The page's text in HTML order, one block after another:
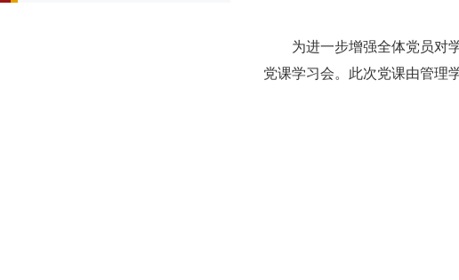
为进一步增强全体党员对
党课学习会。此次党课由管理